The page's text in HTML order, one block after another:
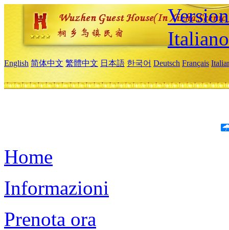
Italiano
English 简体中文 繁體中文 日本語 한국어 Deutsch Français
Home
Informazioni
Prenota ora